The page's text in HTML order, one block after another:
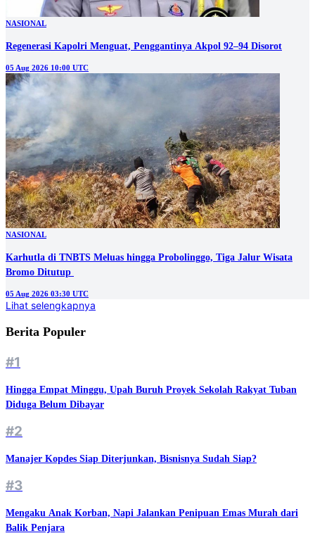
NASIONAL
Regenerasi Kapolri Menguat, Penggantinya Akpol 92–94 Disorot
05 Aug 2026 10:00 UTC
NASIONAL
Karhutla di TNBTS Meluas hingga Probolinggo, Tiga Jalur Wisata
05 Aug 2026 03:30 UTC
Lihat selengkapnya
Berita Populer
#1
Hingga Empat Minggu, Upah Buruh Proyek Sekolah Rakyat Tuban
Diduga Belum Dibayar
#2
Manajer Kopdes Siap Diterjunkan, Bisnisnya Sudah Siap?
#3
Mengaku Anak Korban, Napi Jalankan Penipuan Emas Murah dari
Balik Penjara